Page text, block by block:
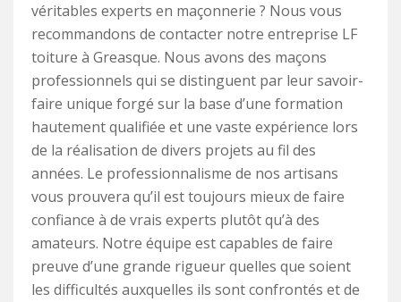
véritables experts en maçonnerie ? Nous vous
recommandons de contacter notre entreprise LF
toiture à Greasque. Nous avons des maçons
professionnels qui se distinguent par leur savoir-
faire unique forgé sur la base d’une formation
hautement qualifiée et une vaste expérience lors
de la réalisation de divers projets au fil des
années. Le professionnalisme de nos artisans
vous prouvera qu’il est toujours mieux de faire
confiance à de vrais experts plutôt qu’à des
amateurs. Notre équipe est capables de faire
preuve d’une grande rigueur quelles que soient
les difficultés auxquelles ils sont confrontés et de